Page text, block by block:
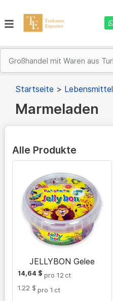
Startseite > Lebensmittel
Marmeladen
Alle Produkte
JELLYBON Gelee
14,64 $ pro 12 ct
1.22 $ pro 1 ct